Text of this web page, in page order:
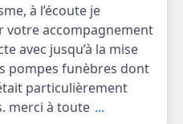
à l’écoute je
votre accompagnement
avec jusqu’à la mise
pompes funèbres dont
particulièrement
merci à toute ...